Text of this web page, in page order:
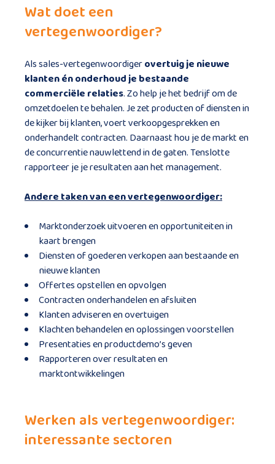
Wat doet een
vertegenwoordiger?
Als sales-vertegenwoordigerovertuig je nieuwe
klanten én onderhoud je bestaande
commerciële relaties. Zo help je het bedrijf om de
omzetdoelen te behalen. Je zet producten of diensten in
de kijker bij klanten, voert verkoopgesprekken en
onderhandelt contracten. Daarnaast hou je de markt en
de concurrentie nauwlettend in de gaten. Tenslotte
rapporteer je je resultaten aan het management.
Andere taken van een vertegenwoordiger:
Marktonderzoek uitvoeren en opportuniteiten in
kaart brengen
Diensten of goederen verkopen aan bestaande en
nieuwe klanten
Offertes opstellen en opvolgen
Contracten onderhandelen en afsluiten
Klanten adviseren en overtuigen
Klachten behandelen en oplossingen voorstellen
Presentaties en productdemo’s geven
Rapporteren over resultaten en
marktontwikkelingen
Werken als vertegenwoordiger:
interessante sectoren